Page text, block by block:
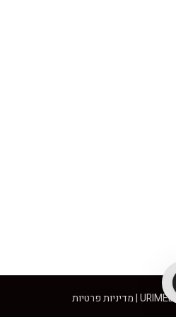
מדיניות פרטיות